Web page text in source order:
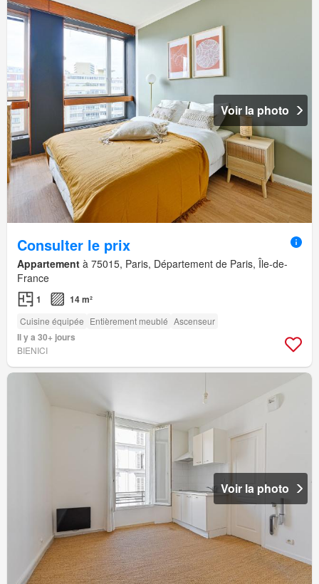
Voir la photo
Consulter le prix
Appartement à 75015, Paris, Département de Paris, Île-de-
France
1 14 m²
Cuisine équipée Entièrement meublé Ascenseur
Il y a 30+ jours
BIENICI
Voir la photo